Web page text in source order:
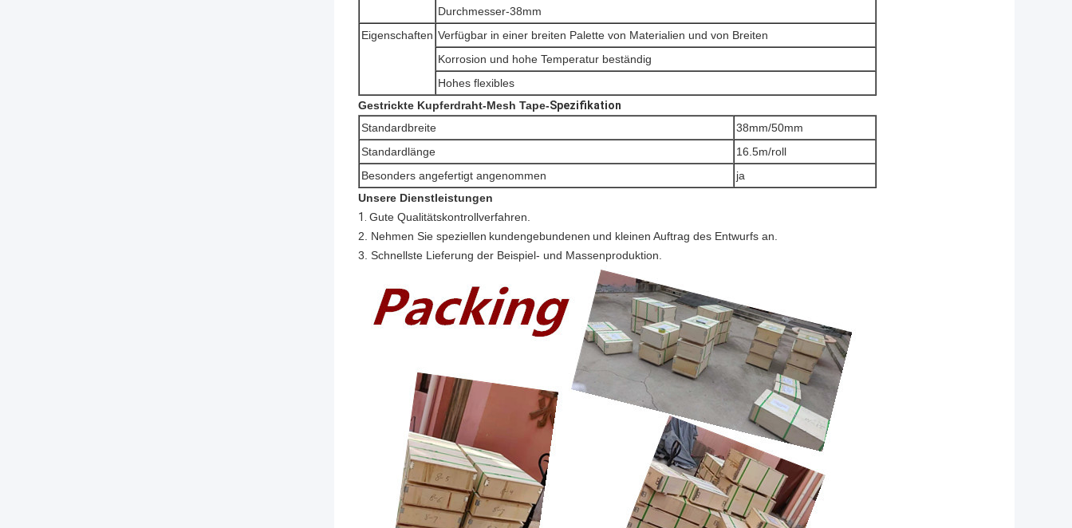
Durchmesser-38mm
Eigenschaften Verfügbar in einer breiten Palette von Materialien und von Breiten
Korrosion und hohe Temperatur beständig
Hohes flexibles
Gestrickte Kupferdraht-Mesh Tape-Spezifikation
Standardbreite
38mm/50mm
Standardlänge
16.5m/roll
Besonders angefertigt angenommen
ja
Unsere Dienstleistungen
1. Gute Qualitätskontrollverfahren.
2. Nehmen Sie speziellen kundengebundenen und kleinen Auftrag des Entwurfs an.
3. Schnellste Lieferung der Beispiel- und Massenproduktion.